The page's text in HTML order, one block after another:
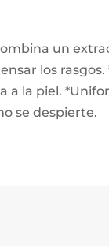
un
los
a la piel.
se despierte.